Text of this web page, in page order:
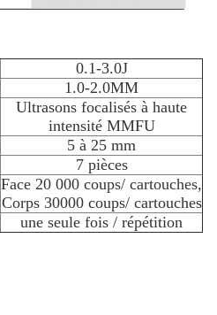
0.1-3.0J
1.0-2.0MM
Ultrasons focalisés à haute
intensité MMFU
5 à 25 mm
7 pièces
Face 20 000 coups/ cartouches,
Corps 30000 coups/ cartouches
une seule fois / répétition